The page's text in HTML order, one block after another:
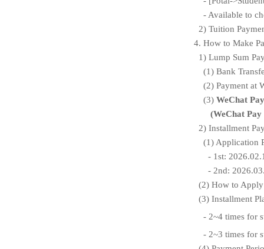
- Available to
2) Tuition
4. How to Make
1) Lump Sum
(1) Bank
(2) Payment at
(3) WeChat
(WeChat
2) Installment
(1) Application
- 1st:
- 2nd:
(2) How to Apply
(3) Installment
- 2~4 times for
- 2~3 times for